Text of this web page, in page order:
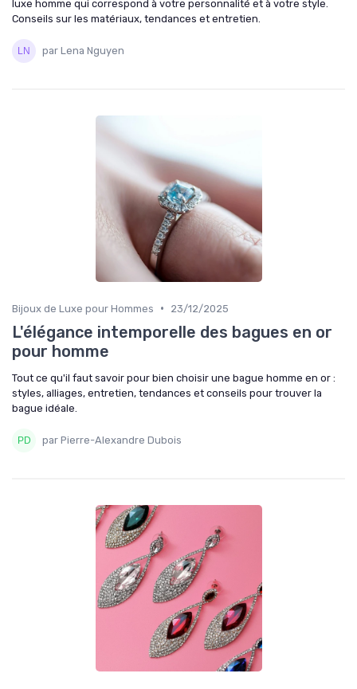
luxe homme qui correspond à votre personnalité et à votre style.
Conseils sur les matériaux, tendances et entretien.
par Lena Nguyen
Bijoux de Luxe pour Hommes • 23/12/2025
L'élégance intemporelle des bagues en or
pour homme
Tout ce qu'il faut savoir pour bien choisir une bague homme en or :
styles, alliages, entretien, tendances et conseils pour trouver la
bague idéale.
par Pierre-Alexandre Dubois